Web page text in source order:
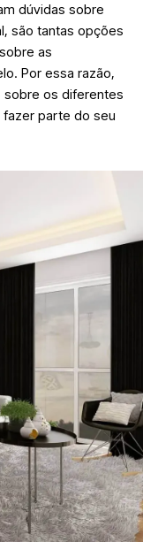
dúvidas sobre
são tantas opções
as
Por essa razão,
sobre os diferentes
parte do seu